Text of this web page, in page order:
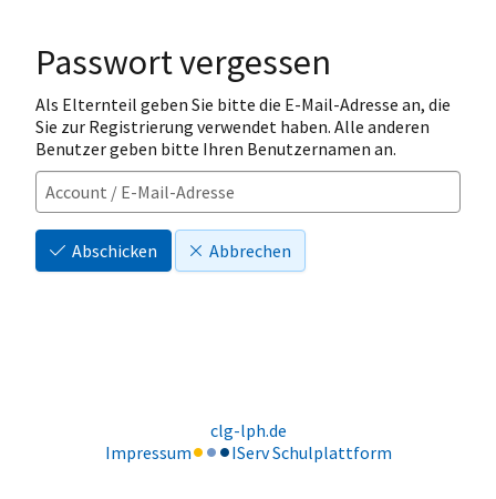
Passwort vergessen
Als Elternteil geben Sie bitte die E-Mail-Adresse an, die
Sie zur Registrierung verwendet haben. Alle anderen
Benutzer geben bitte Ihren Benutzernamen an.
Abschicken Abbrechen
clg-lph.de
Impressum
IServ Schulplattform